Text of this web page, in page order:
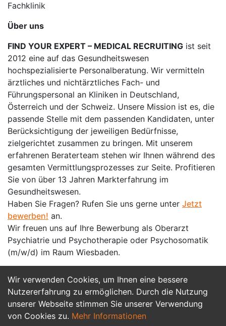
Wir verwenden Cookies, um Ihnen eine bessere
Nutzererfahrung zu ermöglichen. Durch die Nutzung
unserer Webseite stimmen Sie unserer Verwendung
von Cookies zu. Mehr Informationen
Fachklinik
Über uns
FIND YOUR EXPERT – MEDICAL RECRUITING ist seit
2012 eine auf das Gesundheitswesen
hochspezialisierte Personalberatung. Wir vermitteln
ärztliches und nichtärztliches Fach- und
Führungspersonal an Kliniken in Deutschland,
Österreich und der Schweiz. Unsere Mission ist es, die
passende Stelle mit dem passenden Kandidaten, unter
Berücksichtigung der jeweiligen Bedürfnisse,
zielgerichtet zusammen zu bringen. Mit unserem
erfahrenen Beraterteam stehen wir Ihnen während des
gesamten Vermittlungsprozesses zur Seite. Profitieren
Sie von über 13 Jahren Markterfahrung im
Gesundheitswesen.
Haben Sie Fragen? Rufen Sie uns gerne unter Jetzt
bewerben! an.
Wir freuen uns auf Ihre Bewerbung als Oberarzt
Psychiatrie und Psychotherapie oder Psychosomatik
(m/w/d) im Raum Wiesbaden.
Jetzt Bewerben